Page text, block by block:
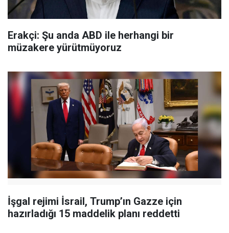
Erakçi: Şu anda ABD ile herhangi bir
müzakere yürütmüyoruz
İşgal rejimi İsrail, Trump’ın Gazze için
hazırladığı 15 maddelik planı reddetti